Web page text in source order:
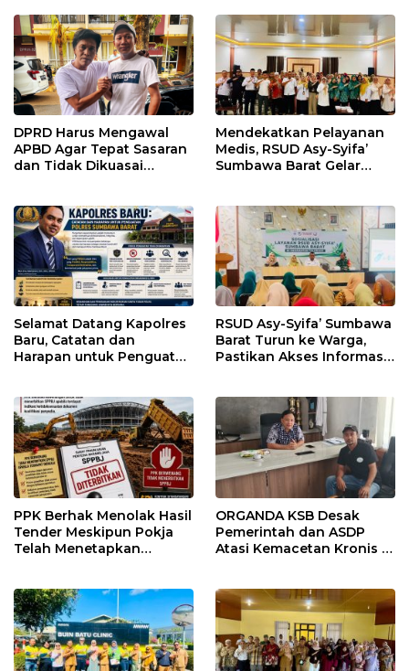
DPRD Harus Mengawal
APBD Agar Tepat Sasaran
dan Tidak Dikuasai
Mendekatkan Pelayanan
Medis, RSUD Asy-Syifa’
Sumbawa Barat Gelar
Selamat Datang Kapolres
Baru, Catatan dan
Harapan untuk Penguatan
RSUD Asy-Syifa’ Sumbawa
Barat Turun ke Warga,
Pastikan Akses Informasi
PPK Berhak Menolak Hasil
Tender Meskipun Pokja
Telah Menetapkan
ORGANDA KSB Desak
Pemerintah dan ASDP
Atasi Kemacetan Kronis di